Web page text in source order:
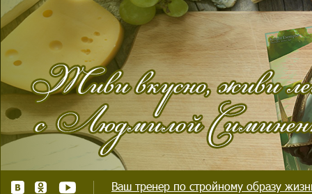
Ваш тренер по стройному образу